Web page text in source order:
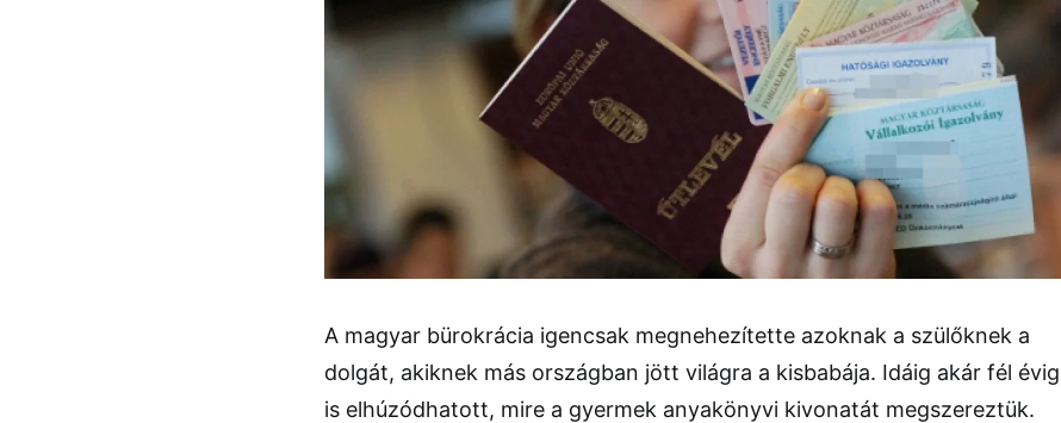
A magyar bürokrácia igencsak megnehezítette azoknak a szülőknek a
dolgát, akiknek más országban jött világra a kisbabája. Idáig akár fél évig
is elhúzódhatott, mire a gyermek anyakönyvi kivonatát megszereztük.